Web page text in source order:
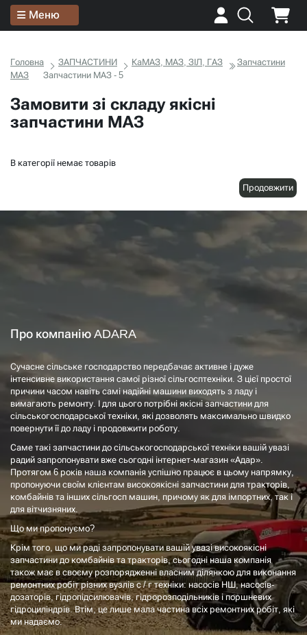
Меню
Головна ЗАПЧАСТИНИ КаМАЗ, МАЗ, ЗІЛ, ГАЗ
Запчастини
МАЗ
Запчастини МАЗ - 5
Замовити зі складу якісні
запчастини МАЗ
В категорії немає товарів
Продовжити
Про компанію ADARA
Сучасне сільське господарство передбачає активне і дуже
інтенсивне використання самої різної сільгосптехніки. З цієї простої
причини часом навіть самі надійні машини виходять з ладу і
вимагають ремонту. І для цього потрібні якісні запчастини для
сільськогосподарської техніки, які дозволять максимально швидко
повернути її до ладу і продовжити роботу.
Саме такі запчастини до сільськогосподарської техніки вашій увазі
радий запропонувати вже сьогодні інтернет-магазин «Адар».
Протягом 6 років наша компанія успішно працює в цьому напрямку,
пропонуючи своїм клієнтам високоякісні запчастини для тракторів,
комбайнів та інших сільгосп машин, причому як для імпортних, так і
для вітчизняних.
Що ми пропонуємо?
Крім того, що ми раді запропонувати вашій увазі високоякісні
запчастини до комбайнів та тракторів, сьогодні наша компанія
також має в своєму розпорядженні власним ділянкою для виконання
ремонтних робіт різних вузлів с / г техніки: насосів НШ, насосів-
дозаторів, гідропідсилювачів, гідророзподільників і поршневих
гідроциліндрів. Втім, це лише мала частина всіх ремонтних робіт, які
ми надаємо.